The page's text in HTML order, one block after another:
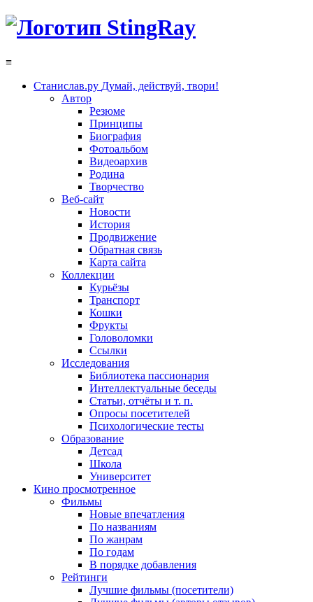
≡
Станислав.ру Думай, действуй, твори!
Автор
Резюме
Принципы
Биография
Фотоальбом
Видеоархив
Родина
Творчество
Веб-сайт
Новости
История
Продвижение
Обратная связь
Карта сайта
Коллекции
Курьёзы
Транспорт
Кошки
Фрукты
Головоломки
Ссылки
Исследования
Библиотека пассионария
Интеллектуальные беседы
Статьи, отчёты и т. п.
Опросы посетителей
Психологические тесты
Образование
Детсад
Школа
Университет
Кино просмотренное
Фильмы
Новые впечатления
По названиям
По жанрам
По годам
В порядке добавления
Рейтинги
Лучшие фильмы (посетители)